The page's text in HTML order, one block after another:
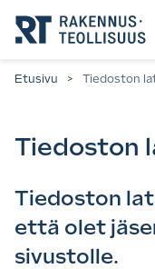
suoraan
sisältöön.
Etusivu > Tiedoston
Tiedoston
Tiedoston
että olet
sivustolle.